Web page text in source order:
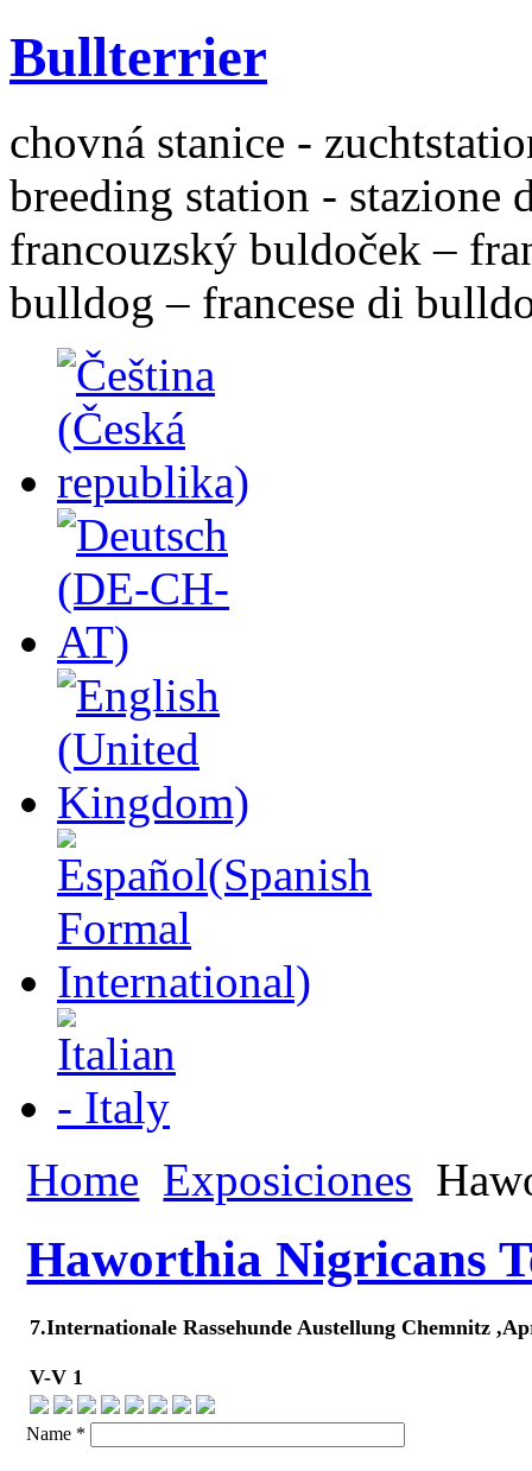
Bullterrier
chovná stanice -
breeding station - stazione
francouzský buldoček –
bulldog – francese di
Home Exposiciones
Haworthia Nigricans
7.Internationale Rassehunde Austellung Chemnitz
V-V 1
Name *